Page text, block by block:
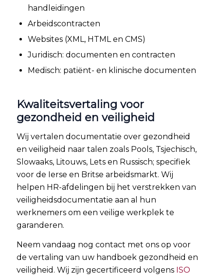
handleidingen
Arbeidscontracten
Websites (XML, HTML en CMS)
Juridisch: documenten en contracten
Medisch: patiënt- en klinische documenten
Kwaliteitsvertaling voor
gezondheid en veiligheid
Wij vertalen documentatie over gezondheid
en veiligheid naar talen zoals Pools, Tsjechisch,
Slowaaks, Litouws, Lets en Russisch; specifiek
voor de Ierse en Britse arbeidsmarkt. Wij
helpen HR-afdelingen bij het verstrekken van
veiligheidsdocumentatie aan al hun
werknemers om een veilige werkplek te
garanderen.
Neem vandaag nog contact met ons op voor
de vertaling van uw handboek gezondheid en
veiligheid. Wij zijn gecertificeerd volgens ISO